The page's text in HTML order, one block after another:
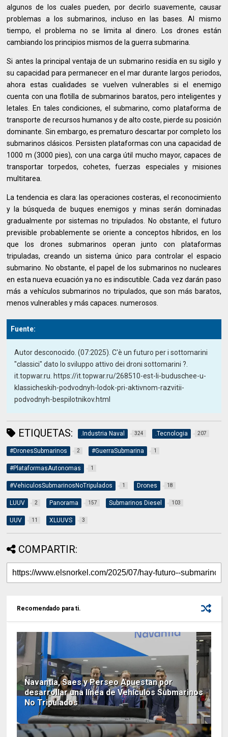
algunos de los cuales pueden, por decirlo suavemente, causar
problemas a los submarinos, incluso en las bases. Al mismo
tiempo, el problema no se limita al dinero. Los drones están
cambiando los principios mismos de la guerra submarina.
Si antes la principal ventaja de un submarino residía en su sigilo y
su capacidad para permanecer en el mar durante largos periodos,
ahora estas cualidades se vuelven vulnerables si el enemigo
cuenta con una flotilla de submarinos baratos, pero inteligentes y
letales. En tales condiciones, el submarino, como plataforma de
transporte de recursos humanos y de alto coste, pierde su posición
dominante. Sin embargo, es prematuro descartar por completo los
submarinos clásicos. Persisten plataformas con una capacidad de
1000 m (3000 pies), con una carga útil mucho mayor, capaces de
transportar torpedos, cohetes, fuerzas especiales y misiones
multitarea.
La tendencia es clara: las operaciones costeras, el reconocimiento
y la búsqueda de buques enemigos y minas serán dominadas
gradualmente por sistemas no tripulados. No obstante, el futuro
previsible probablemente se oriente a conceptos híbridos, en los
que los drones submarinos operan junto con plataformas
tripuladas, creando un sistema único para controlar el espacio
submarino. No obstante, el papel de los submarinos no nucleares
en esta nueva ecuación ya no es indiscutible. Cada vez darán paso
más a vehículos submarinos no tripulados, que son más baratos,
menos vulnerables y más capaces. numerosos.
Fuente:
Autor desconocido. (07:2025). C'è un futuro per i sottomarini
"classici" dato lo sviluppo attivo dei droni sottomarini ?.
it.topwar.ru. https://it.topwar.ru/268510-est-li-buduschee-u-
klassicheskih-podvodnyh-lodok-pri-aktivnom-razvitii-
podvodnyh-bespilotnikov.html
ETIQUETAS: .Industria Naval 324 .Tecnologia 207
#DronesSubmarinos 2 #GuerraSubmarina 1
#PlataformasAutonomas 1
#VehiculosSubmarinosNoTripulados 1 Drones 18
LUUV 2 Panorama 157 Submarinos Diesel 103
UUV 11 XLUUVS 3
COMPARTIR:
Recomendado para ti.
Navantia, Saes y Perseo Apuestan por
desarrollar una línea de Vehículos Submarinos
No Tripulados